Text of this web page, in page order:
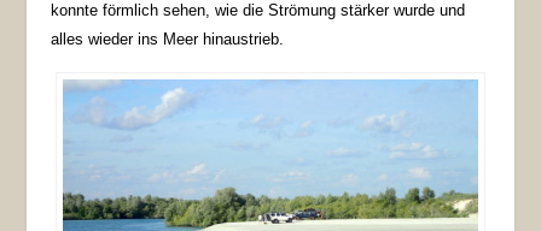
konnte förmlich sehen, wie die Strömung stärker wurde und
alles wieder ins Meer hinaustrieb.